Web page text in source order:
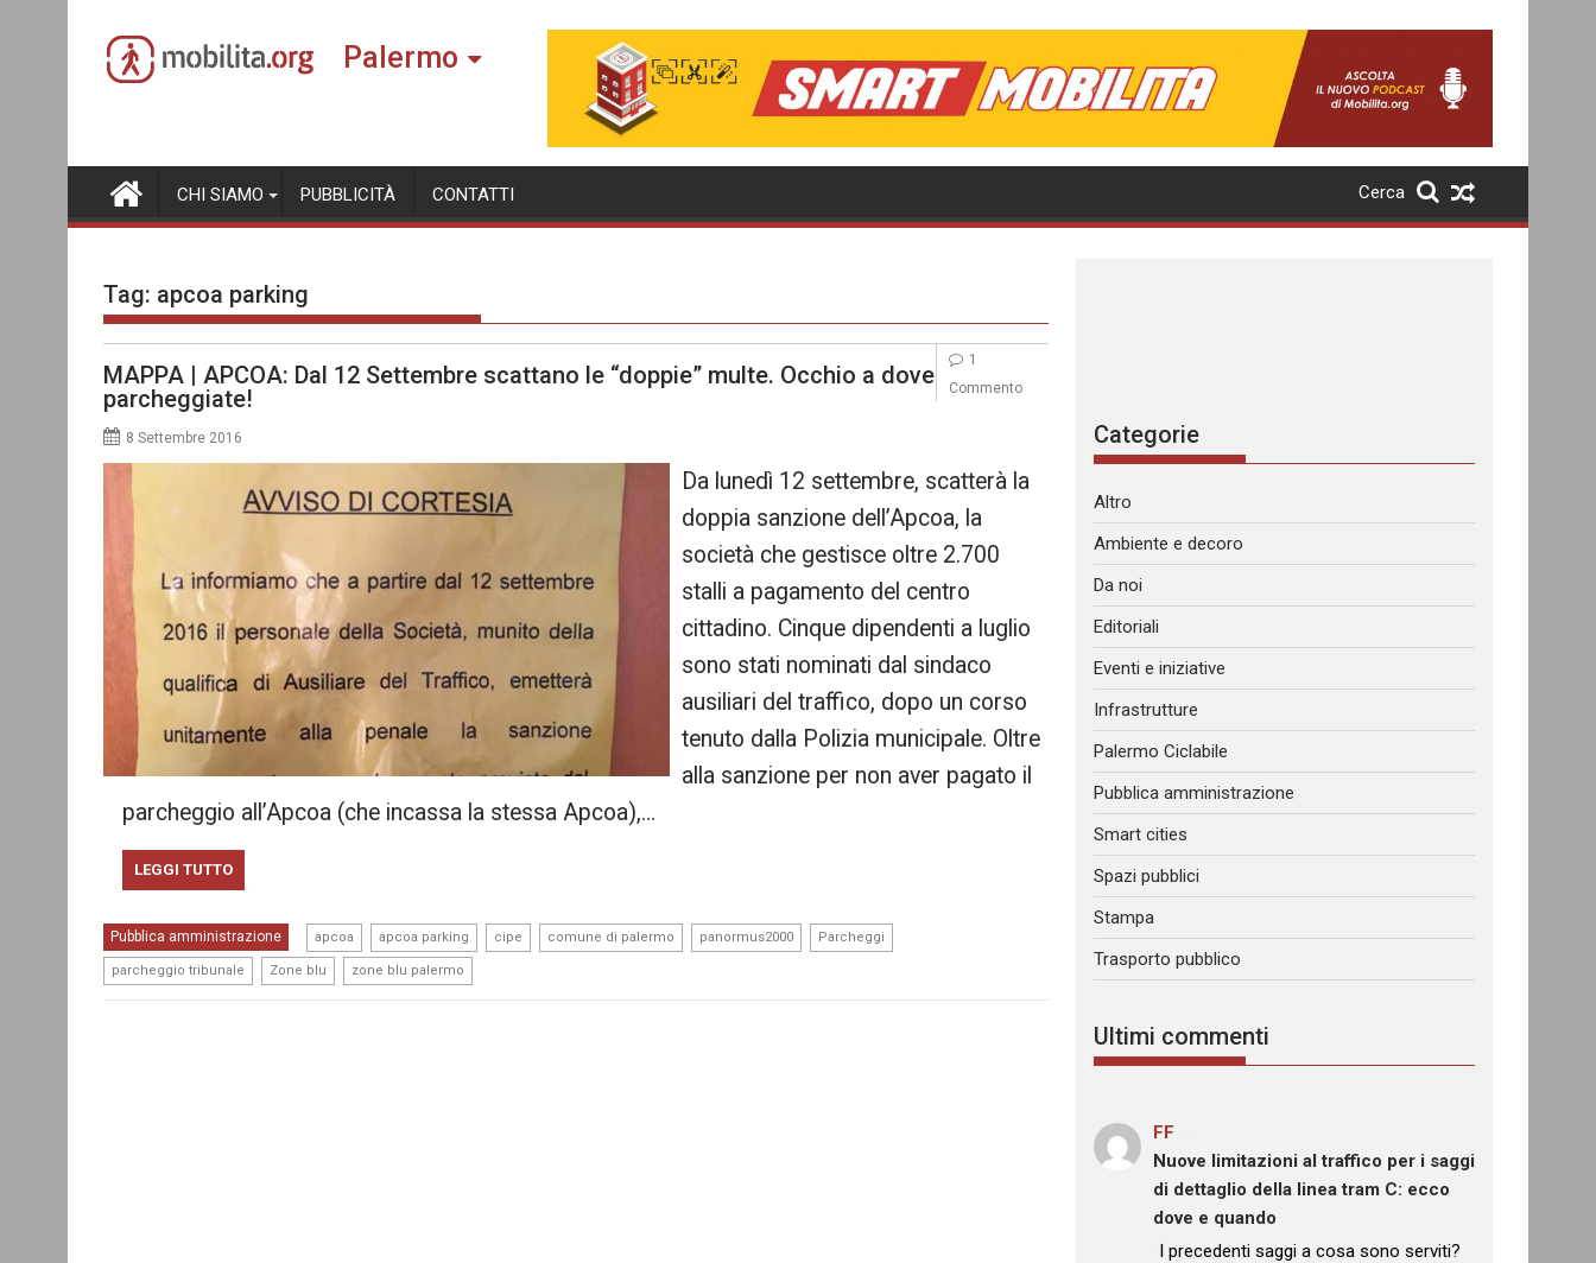
content
Palermo
CHI SIAMO PUBBLICITÀ CONTATTI Cerca
Tag: apcoa parking
MAPPA | APCOA: Dal 12 Settembre scattano le “doppie” multe. Occhio a dove
parcheggiate!
8 Settembre 2016
Da lunedì 12 settembre, scatterà la
doppia sanzione dell’Apcoa, la
società che gestisce oltre 2.700
stalli a pagamento del centro
cittadino. Cinque dipendenti a luglio
sono stati nominati dal sindaco
ausiliari del traffico, dopo un corso
tenuto dalla Polizia municipale. Oltre
alla sanzione per non aver pagato il
parcheggio all’Apcoa (che incassa la stessa Apcoa),…
LEGGI TUTTO
Pubblica amministrazione apcoa apcoa parking cipe comune di palermo panormus2000 Parcheggi
parcheggio tribunale Zone blu zone blu palermo
1
Commento
Categorie
Altro
Ambiente e decoro
Da noi
Editoriali
Eventi e iniziative
Infrastrutture
Palermo Ciclabile
Pubblica amministrazione
Smart cities
Spazi pubblici
Stampa
Trasporto pubblico
Ultimi commenti
FF
Nuove limitazioni al traffico per i saggi
di dettaglio della linea tram C: ecco
dove e quando
: “I precedenti saggi a cosa sono serviti?